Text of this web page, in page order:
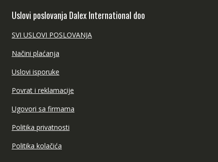
Uslovi poslovanja Dalex International doo
SVI USLOVI POSLOVANJA
Načini plaćanja
Uslovi isporuke
Povrat i reklamacije
Ugovori sa firmama
Politika privatnosti
Politika kolačića